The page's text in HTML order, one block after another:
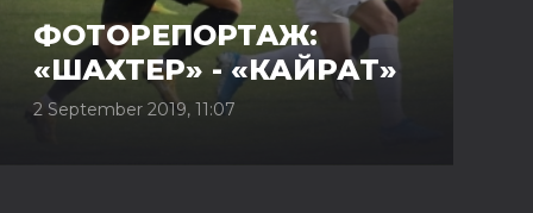
ФОТОРЕПОРТАЖ:
«ШАХТЕР» - «КАЙРАТ»
2 September 2019, 11:07